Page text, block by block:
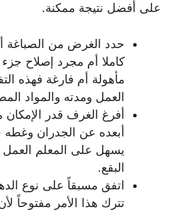
على أفضل نتيجة ممكنة.
حدد الغرض من الصباغة
كاملا أم مجرد إصلاح
مأهولة أم فارغة فهذه
العمل ومدته والمواد
أفرغ الغرف قدر الإمكان
أبعده عن الجدران وغطه
يسهل على المعلم
البقع.
اتفق مسبقاً على نوع
تترك هذا الأمر مفتوحاً